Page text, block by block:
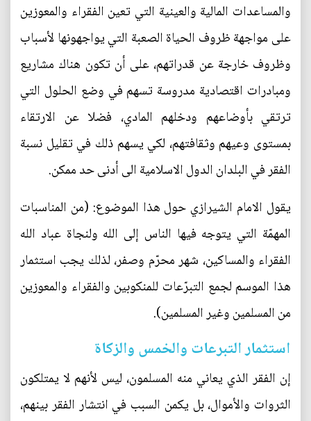
والمساعدات المالية والعينية التي تعين الفقراء والمعوزين
على مواجهة ظروف الحياة الصعبة التي يواجهونها لأسباب
وظروف خارجة عن قدراتهم، على أن تكون هناك مشاريع
ومبادرات اقتصادية مدروسة تسهم في وضع الحلول التي
ترتقي بأوضاعهم ودخلهم المادي، فضلا عن الارتقاء
بمستوى وعيهم وثقافتهم، لكي يسهم ذلك في تقليل نسبة
الفقر في البلدان الدول الاسلامية الى أدنى حد ممكن.
يقول الامام الشيرازي حول هذا الموضوع: (من المناسبات
المهمّة التي يتوجه فيها الناس إلى الله ولنجاة عباد الله
الفقراء والمساكين، شهر محرّم وصفر، لذلك يجب استثمار
هذا الموسم لجمع التبرّعات للمنكوبين والفقراء والمعوزين
من المسلمين وغير المسلمين).
استثمار التبرعات والخمس والزكاة
إن الفقر الذي يعاني منه المسلمون، ليس لأنهم لا يمتلكون
الثروات والأموال، بل يكمن السبب في انتشار الفقر بينهم،